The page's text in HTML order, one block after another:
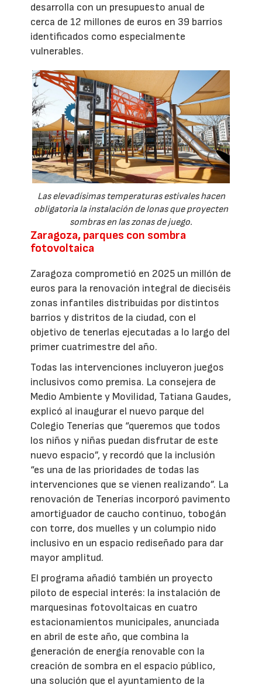
desarrolla con un presupuesto anual de
cerca de 12 millones de euros en 39 barrios
identificados como especialmente
vulnerables.
Las elevadísimas temperaturas estivales hacen
obligatoria la instalación de lonas que proyecten
sombras en las zonas de juego.
Zaragoza, parques con sombra
fotovoltaica
Zaragoza comprometió en 2025 un millón de
euros para la renovación integral de dieciséis
zonas infantiles distribuidas por distintos
barrios y distritos de la ciudad, con el
objetivo de tenerlas ejecutadas a lo largo del
primer cuatrimestre del año.
Todas las intervenciones incluyeron juegos
inclusivos como premisa. La consejera de
Medio Ambiente y Movilidad, Tatiana Gaudes,
explicó al inaugurar el nuevo parque del
Colegio Tenerías que “queremos que todos
los niños y niñas puedan disfrutar de este
nuevo espacio”, y recordó que la inclusión
“es una de las prioridades de todas las
intervenciones que se vienen realizando”. La
renovación de Tenerías incorporó pavimento
amortiguador de caucho continuo, tobogán
con torre, dos muelles y un columpio nido
inclusivo en un espacio rediseñado para dar
mayor amplitud.
El programa añadió también un proyecto
piloto de especial interés: la instalación de
marquesinas fotovoltaicas en cuatro
estacionamientos municipales, anunciada
en abril de este año, que combina la
generación de energía renovable con la
creación de sombra en el espacio público,
una solución que el ayuntamiento de la